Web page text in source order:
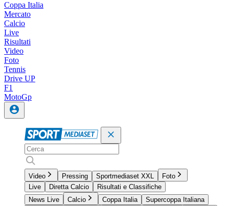
Coppa Italia
Mercato
Calcio
Live
Risultati
Video
Foto
Tennis
Drive UP
F1
MotoGp
Video Pressing Sportmediaset XXL
Foto
Live
Diretta Calcio
Risultati e Classifiche
News Live
Calcio Coppa Italia
Supercoppa Italiana